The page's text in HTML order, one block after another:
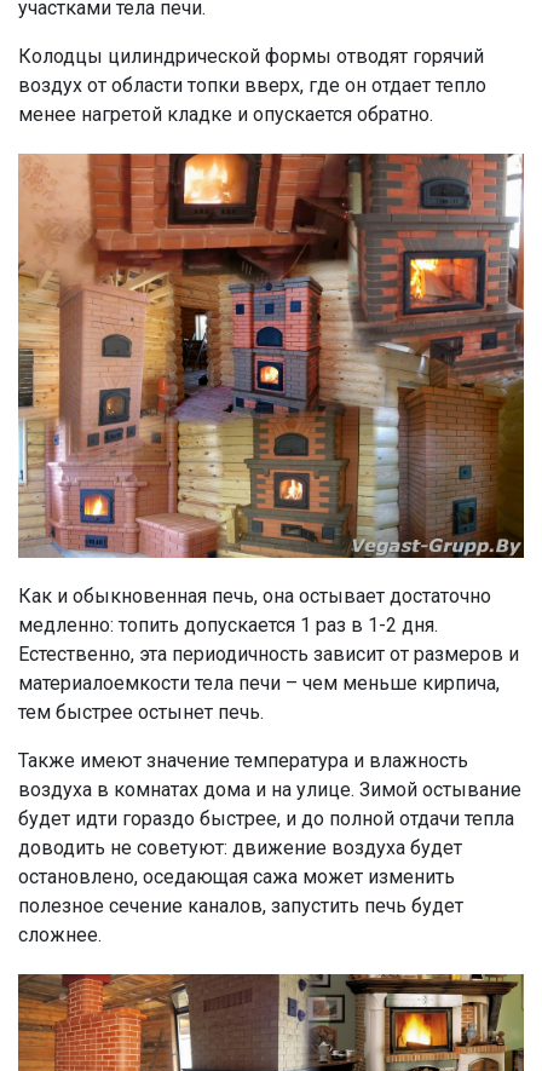
участками тела печи.
Колодцы цилиндрической формы отводят горячий
воздух от области топки вверх, где он отдает тепло
менее нагретой кладке и опускается обратно.
Как и обыкновенная печь, она остывает достаточно
медленно: топить допускается 1 раз в 1-2 дня.
Естественно, эта периодичность зависит от размеров и
материалоемкости тела печи – чем меньше кирпича,
тем быстрее остынет печь.
Также имеют значение температура и влажность
воздуха в комнатах дома и на улице. Зимой остывание
будет идти гораздо быстрее, и до полной отдачи тепла
доводить не советуют: движение воздуха будет
остановлено, оседающая сажа может изменить
полезное сечение каналов, запустить печь будет
сложнее.